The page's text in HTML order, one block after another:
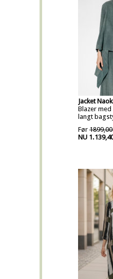
Jacket
Blazer
langt
Før 1899,00
NU